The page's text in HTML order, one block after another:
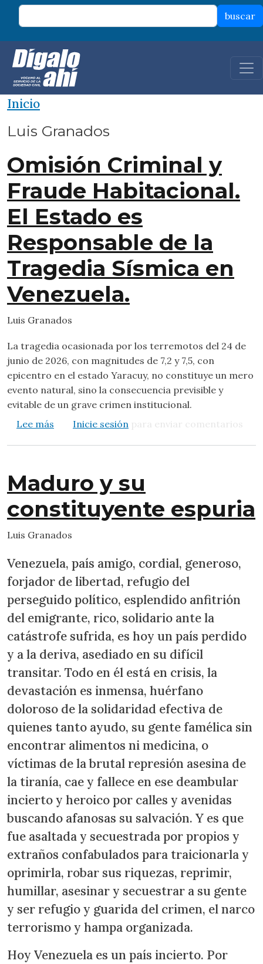
Pasar al contenido principal
buscar
Inicio
Luis Granados
Omisión Criminal y
Fraude Habitacional.
El Estado es
Responsable de la
Tragedia Sísmica en
Venezuela.
Luis Granados
La tragedia ocasionada por los terremotos del 24 de
junio de 2026, con magnitudes de 7,2 y 7,5, con
epicentro en el estado Yaracuy, no constituye un mero
evento natural, sino la consecuencia previsible y
evitable de un grave crimen institucional.
Lee más sobre Omisión Criminal y Fraude
Inicie sesión para enviar comentarios
Maduro y su
constituyente espuria
Luis Granados
Venezuela, país amigo, cordial, generoso,
forjador de libertad, refugio del
perseguido político, esplendido anfitrión
del emigrante, rico, solidario ante la
catástrofe sufrida, es hoy un país perdido
y a la deriva, asediado en su difícil
transitar. Todo en él está en crisis, la
devastación es inmensa, huérfano
doloroso de la solidaridad efectiva de
quienes tanto ayudo, su gente famélica sin
encontrar alimentos ni medicina, o
víctimas de la brutal represión asesina de
la tiranía, cae y fallece en ese deambular
incierto y heroico por calles y avenidas
buscando afanosas su salvación. Y es que
fue asaltada y secuestrada por propios y
extraños confabulados para traicionarla y
oprimirla, robar sus riquezas, reprimir,
humillar, asesinar y secuestrar a su gente
y ser refugio y guarida del crimen, el narco
terrorismo y hampa organizada.
Hoy Venezuela es un país incierto. Por